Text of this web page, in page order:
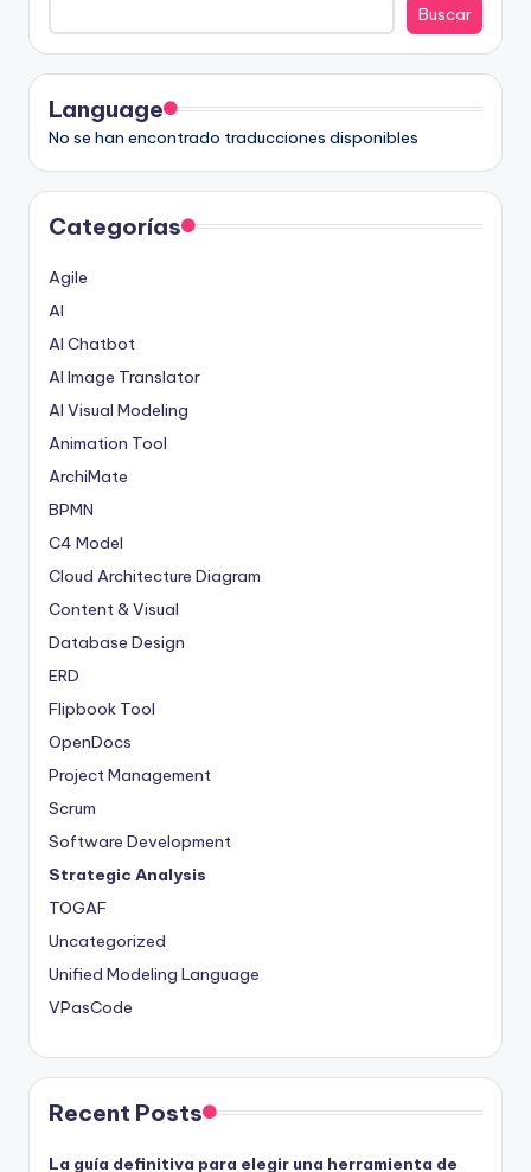
Buscar
Language
No se han encontrado traducciones disponibles
Categorías
Agile
AI
AI Chatbot
AI Image Translator
AI Visual Modeling
Animation Tool
ArchiMate
BPMN
C4 Model
Cloud Architecture Diagram
Content & Visual
Database Design
ERD
Flipbook Tool
OpenDocs
Project Management
Scrum
Software Development
Strategic Analysis
TOGAF
Uncategorized
Unified Modeling Language
VPasCode
Recent Posts
La guía definitiva para elegir una herramienta de